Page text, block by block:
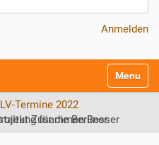
Anmelden
Toggle
LV-Termine 2022